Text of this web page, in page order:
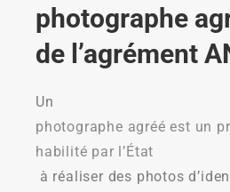
photographe
de l’agrément
Un
photographe agréé est un
habilité par l’État
à réaliser des photos